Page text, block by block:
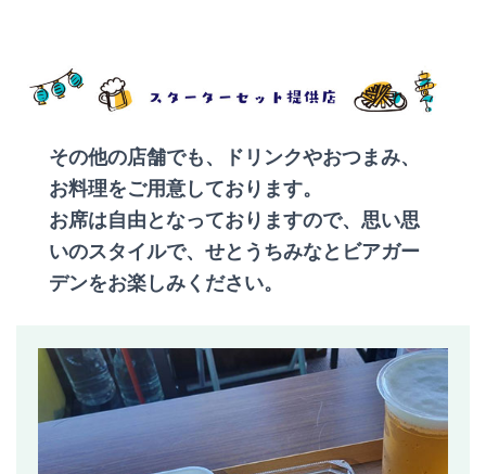
その他の店舗でも、ドリンクやおつまみ、
お料理をご用意しております。
お席は自由となっておりますので、思い思
いのスタイルで、せとうちみなとビアガー
デンをお楽しみください。